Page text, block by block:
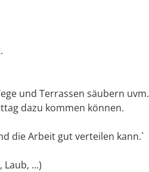
und Terrassen säubern uvm.
dazu kommen können.
die Arbeit gut verteilen kann.`
...)